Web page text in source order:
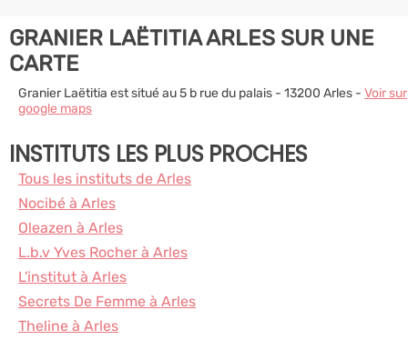
GRANIER LAËTITIA ARLES SUR UNE
CARTE
Granier Laëtitia est situé au 5 b rue du palais - 13200 Arles - Voir sur
google maps
INSTITUTS LES PLUS PROCHES
Tous les instituts de Arles
Nocibé à Arles
Oleazen à Arles
L.b.v Yves Rocher à Arles
L'institut à Arles
Secrets De Femme à Arles
Theline à Arles